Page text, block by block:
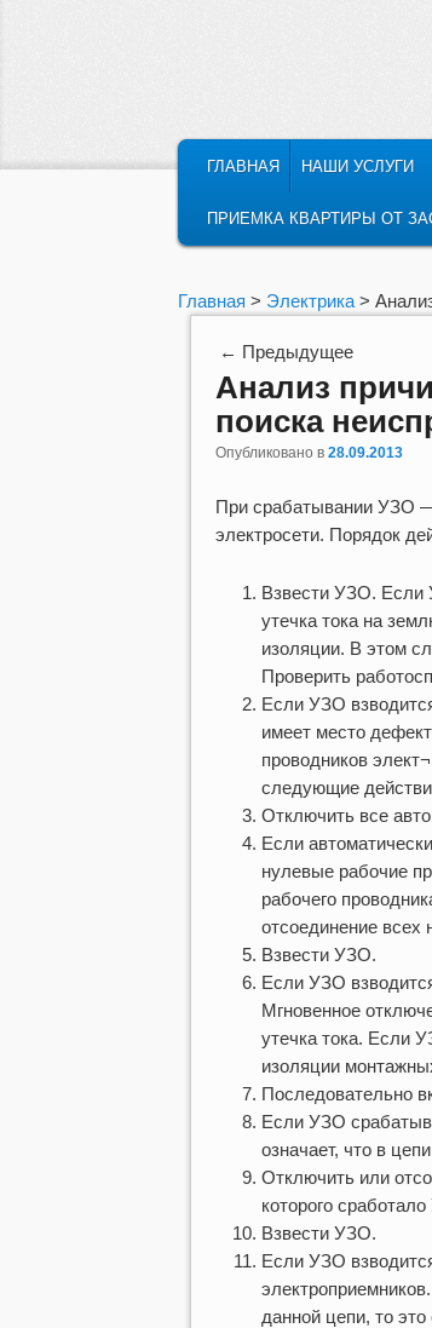
ПЕРЕЙТИ К
ПЕРЕЙТИ К
ГЛАВНАЯ НАШИ УСЛУГИ
ПРИЕМКА КВАРТИРЫ ОТ
Главная > Электрика >
Навигация по записям
← Предыдущее
Анализ
поиска
Опубликовано в 28.09.2013
При срабатывании УЗО —
электросети. Порядок
Взвести УЗО. Если
утечка тока на
изоляции. В этом
Проверить
Если УЗО
имеет место
проводников
следующие
Отключить все
Если
нулевые рабочие
рабочего
отсоединение всех
Взвести УЗО.
Если УЗО
Мгновенное
утечка тока. Если
изоляции
Последовательно
Если УЗО
означает, что в
Отключить или
которого
Взвести УЗО.
Если УЗО
данной цепи, то